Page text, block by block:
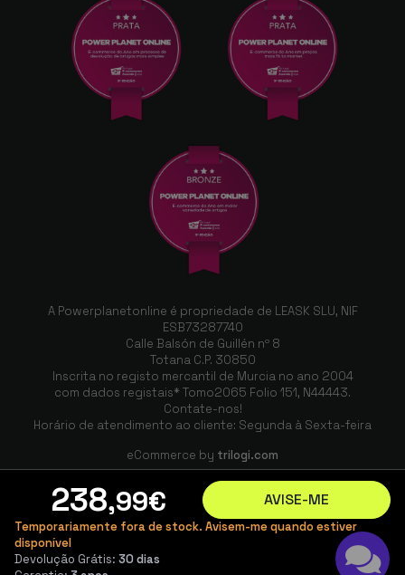
238,99€ AVISE-ME
Temporariamente fora de stock. Avisem-me quando estiver
disponível
Devolução Grátis: 30 dias
A Powerplanetonline é propriedade de LEASK SLU, NIF
ESB73287740
Calle Balsón de Guillén nº 8
Totana C.P. 30850
Inscrita no registo mercantil de Murcia no ano 2004
com dados registais* Tomo2065 Folio 151, N44443.
Contate-nos!
Horário de atendimento ao cliente: Segunda à Sexta-feira
eCommerce by trilogi.com